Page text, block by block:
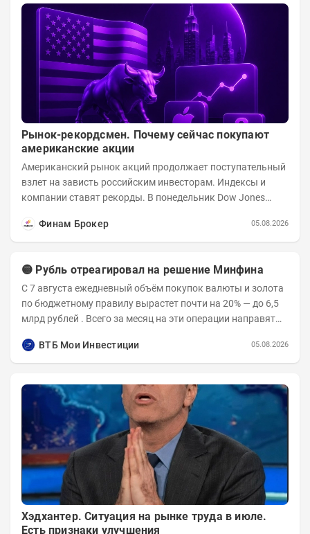
Рынок-рекордсмен. Почему сейчас покупают
американские акции
Американский рынок акций продолжает поступательный
взлет на зависть российским инвесторам. Индексы и
компании ставят рекорды. В понедельник Dow Jones
Финам Брокер
05.08.2026
🟡 Рубль отреагировал на решение Минфина
С 7 августа ежедневный объём покупок валюты и золота
по бюджетному правилу вырастет почти на 20% — до 6,5
млрд рублей . Всего за месяц на эти операции направят
ВТБ Мои Инвестиции
05.08.2026
Хэдхантер. Ситуация на рынке труда в июле.
Есть признаки улучшения